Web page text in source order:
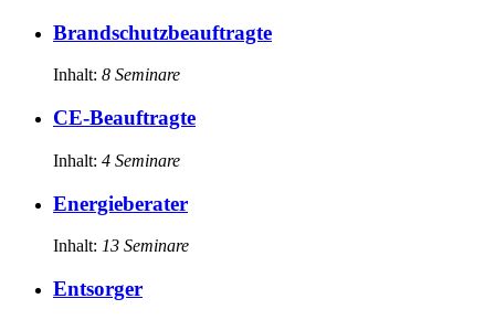
Brandschutzbeauftragte
Inhalt: 8 Seminare
CE-Beauftragte
Inhalt: 4 Seminare
Energieberater
Inhalt: 13 Seminare
Entsorger